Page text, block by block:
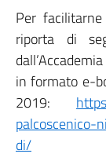
Per
riporta di
in formato e-
2019:
di/